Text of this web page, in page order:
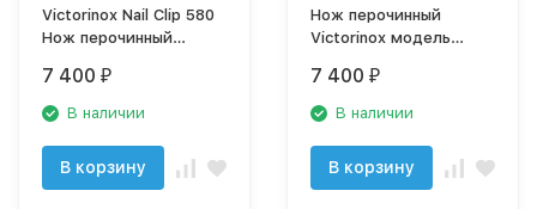
Victorinox Nail Clip 580
Нож перочинный
7 400 ₽
В наличии
В корзину
Нож перочинный
Victorinox модель
7 400 ₽
В наличии
В корзину